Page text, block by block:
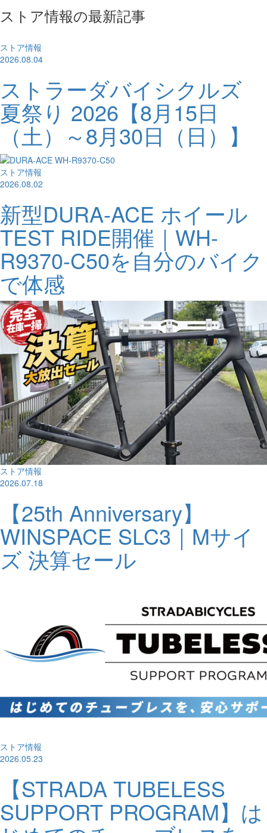
ストア情報の最新記事
ストア情報
2026.08.04
ストラーダバイシクルズ
夏祭り 2026【8月15日
（土）～8月30日（日）】
ストア情報
2026.08.02
新型DURA-ACE ホイール
TEST RIDE開催｜WH-
R9370-C50を自分のバイク
で体感
ストア情報
2026.07.18
【25th Anniversary】
WINSPACE SLC3｜Mサイ
ズ 決算セール
ストア情報
2026.05.23
【STRADA TUBELESS
SUPPORT PROGRAM】は